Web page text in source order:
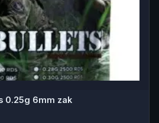
0.25g 6mm zak